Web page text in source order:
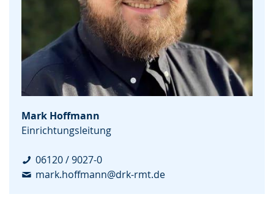
Mark Hoffmann
Einrichtungsleitung
06120 / 9027-0
mark.hoffmann@drk-rmt.de